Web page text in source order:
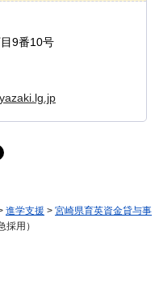
9番10号
進学支援 > 宮崎県育英資金貸与事
用）